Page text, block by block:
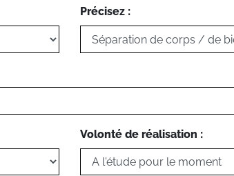
Précisez :
Volonté de réalisation :